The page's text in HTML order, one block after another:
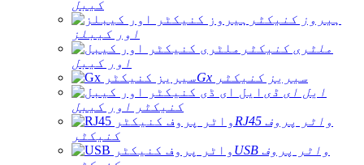
کیبل
ہیروز کنیکٹر
اور کیبلز
ملٹری کنیکٹر
اور کیبل
Gx سیریز کنیکٹر
ایل ای ڈی
کنیکٹر اور کیبل
RJ45 واٹر پروف
کنیکٹر
USB واٹر پروف